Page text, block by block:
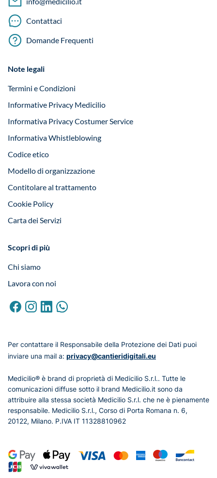
Contattaci
Domande Frequenti
Note legali
Termini e Condizioni
Informative Privacy Medicilio
Informativa Privacy Costumer Service
Informativa Whistleblowing
Codice etico
Modello di organizzazione
Contitolare al trattamento
Cookie Policy
Carta dei Servizi
Scopri di più
Chi siamo
Lavora con noi
Per contattare il Responsabile della Protezione dei Dati puoi
inviare una mail a: privacy@cantieridigitali.eu
Medicilio® è brand di proprietà di Medicilio S.r.l.. Tutte le
comunicazioni diffuse sotto il brand Medicilio.it sono da
attribuire alla stessa società Medicilio S.r.l. che ne è pienamente
responsabile. Medicilio S.r.l., Corso di Porta Romana n. 6,
20122, Milano. P.IVA IT 11328810962